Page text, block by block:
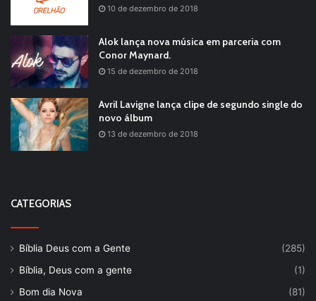
10 de dezembro de 2018
Alok lança nova música em parceria com
Conor Maynard.
15 de dezembro de 2018
Avril Lavigne lança clipe de segundo single do
novo álbum
13 de dezembro de 2018
CATEGORIAS
Bíblia Deus com a Gente
(285)
Bíblia, Deus com a gente
(1)
Bom dia Nova
(81)